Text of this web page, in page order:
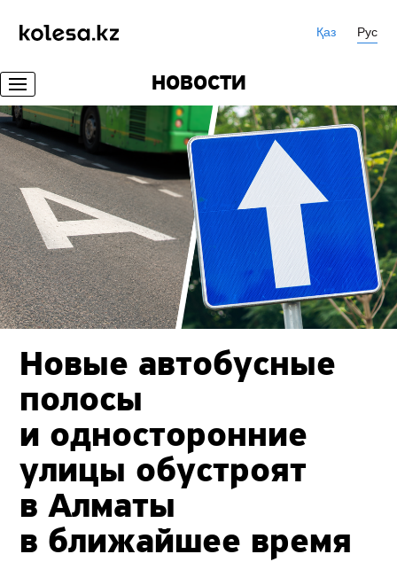
Қаз Рус
НОВОСТИ
Новые автобусные
полосы
и односторонние
улицы обустроят
в Алматы
в ближайшее время